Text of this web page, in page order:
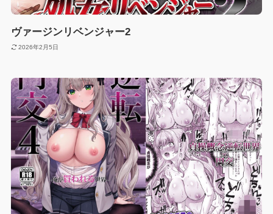
ヴァージンリベンジャー2
2026年2月5日